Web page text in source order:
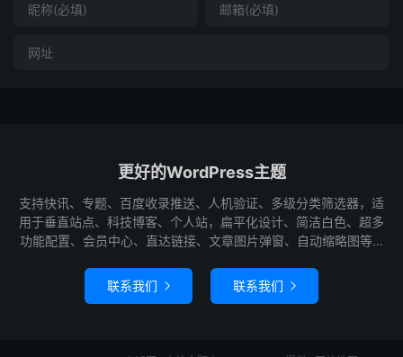
更好的WordPress主题
支持快讯、专题、百度收录推送、人机验证、多级分类筛选器，适
用于垂直站点、科技博客、个人站，扁平化设计、简洁白色、超多
功能配置、会员中心、直达链接、文章图片弹窗、自动缩略图等...
联系我们  联系我们 